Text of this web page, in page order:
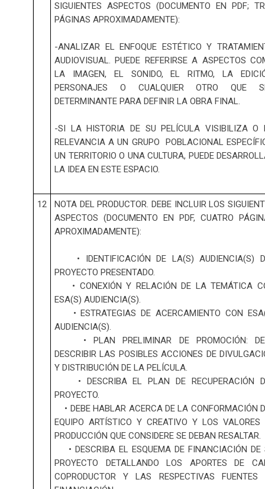
SIGUIENTES ASPECTOS (DOCUMENTO EN PDF;
PÁGINAS APROXIMADAMENTE):
-ANALIZAR EL ENFOQUE ESTÉTICO Y
AUDIOVISUAL. PUEDE REFERIRSE A ASPECTOS
LA IMAGEN, EL SONIDO, EL RITMO, LA
PERSONAJES O CUALQUIER OTRO QUE
DETERMINANTE PARA DEFINIR LA OBRA FINAL.
-SI LA HISTORIA DE SU PELÍCULA VISIBILIZA O
RELEVANCIA A UN GRUPO POBLACIONAL
UN TERRITORIO O UNA CULTURA, PUEDE
LA IDEA EN ESTE ESPACIO.
12
NOTA DEL PRODUCTOR. DEBE INCLUIR LOS
ASPECTOS (DOCUMENTO EN PDF, CUATRO
APROXIMADAMENTE):
• IDENTIFICACIÓN DE LA(S) AUDIENCIA(S)
PROYECTO PRESENTADO.
• CONEXIÓN Y RELACIÓN DE LA TEMÁTICA
ESA(S) AUDIENCIA(S).
• ESTRATEGIAS DE ACERCAMIENTO CON
AUDIENCIA(S).
• PLAN PRELIMINAR DE PROMOCIÓN:
DESCRIBIR LAS POSIBLES ACCIONES DE
Y DISTRIBUCIÓN DE LA PELÍCULA.
• DESCRIBA EL PLAN DE RECUPERACIÓN
PROYECTO.
• DEBE HABLAR ACERCA DE LA CONFORMACIÓN
EQUIPO ARTÍSTICO Y CREATIVO Y LOS VALORES
PRODUCCIÓN QUE CONSIDERE SE DEBAN RESALTAR.
• DESCRIBA EL ESQUEMA DE FINANCIACIÓN DE
PROYECTO DETALLANDO LOS APORTES DE
COPRODUCTOR Y LAS RESPECTIVAS FUENTES